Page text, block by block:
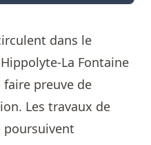
dans le
La Fontaine
preuve de
Les travaux de
poursuivent